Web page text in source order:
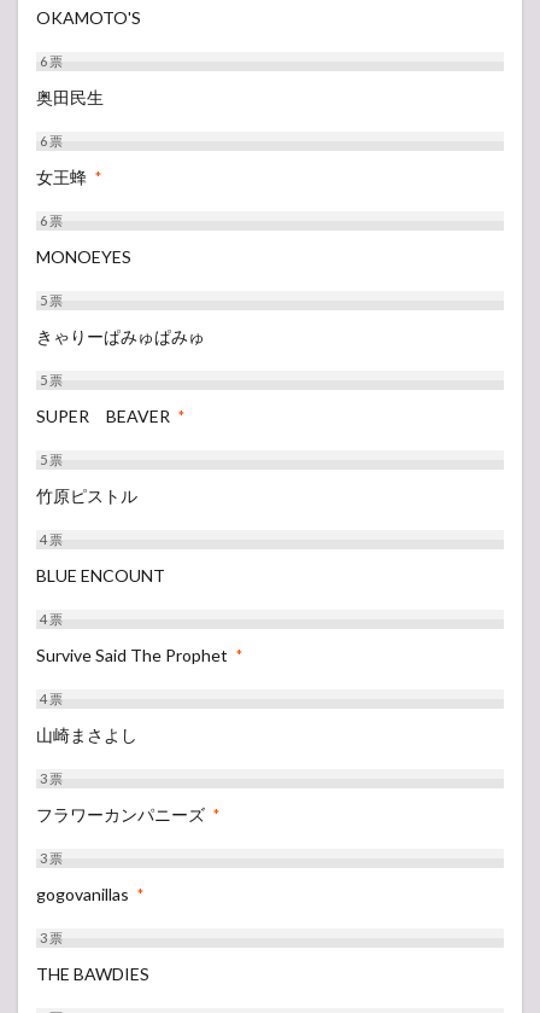
OKAMOTO'S
6票
奥田民生
6票
女王蜂 *
6票
MONOEYES
5票
きゃりーぱみゅぱみゅ
5票
SUPER BEAVER *
5票
竹原ピストル
4票
BLUE ENCOUNT
4票
Survive Said The Prophet *
4票
山崎まさよし
3票
フラワーカンパニーズ *
3票
gogovanillas *
3票
THE BAWDIES